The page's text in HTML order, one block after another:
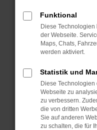
Starte dein
Das kann
Probleme zu
Stelle sicher,
Betriebssystem
Veraltete
führen, dass
unterstützt
Funktional
Diese
der Webseite.
Maps, Chats,
werden aktiviert.
Statistik und
Diese
Webseite zu
zu verbessern.
die von dritten
Sie auf anderen
zu schalten, die für